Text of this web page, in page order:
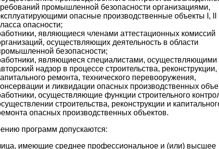
промышленной безопасности организациями,
опасные производственные объекты I, II
опасности;
являющиеся членами аттестационных комиссий
осуществляющих деятельность в области
безопасности;
являющиеся специалистами, осуществляющими
надзор в процессе строительства, реконструкции,
ремонта, технического перевооружения,
и ликвидации опасных производственных
осуществляющие функции строительного
строительства, реконструкции и
опасных производственных объектов.
программ допускаются:
имеющие среднее профессиональное и (или) высшее